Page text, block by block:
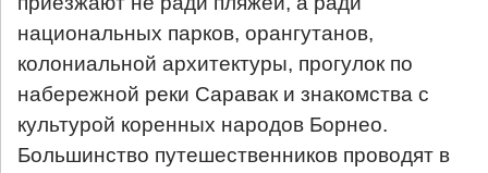
национальных парков, орангутанов,
колониальной архитектуры, прогулок по
набережной реки Саравак и знакомства с
культурой коренных народов Борнео.
Большинство путешественников проводят в